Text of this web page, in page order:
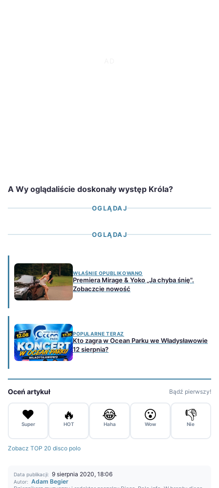
A Wy oglądaliście doskonały występ Króla?
OGLĄDAJ
OGLĄDAJ
WŁAŚNIE OPUBLIKOWANO
Premiera Mirage & Yoko „Ja chyba śnię".
Zobaczcie nowość
POPULARNE TERAZ
Kto zagra w Ocean Parku we Władysławowie
12 sierpnia?
Oceń artykuł Bądź pierwszy!
❤️
Super
🔥
HOT
😂
Haha
😮
Wow
👎
Nie
Zobacz TOP 20 disco polo
Data publikacji: 9 sierpnia 2020, 18:06
Autor: Adam Begier